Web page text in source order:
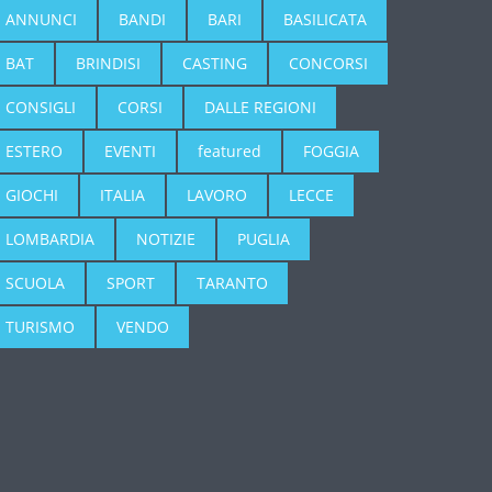
ANNUNCI BANDI BARI BASILICATA
BAT BRINDISI CASTING CONCORSI
CONSIGLI CORSI DALLE REGIONI
ESTERO EVENTI featured FOGGIA
GIOCHI ITALIA LAVORO LECCE
LOMBARDIA NOTIZIE PUGLIA
SCUOLA SPORT TARANTO
TURISMO VENDO